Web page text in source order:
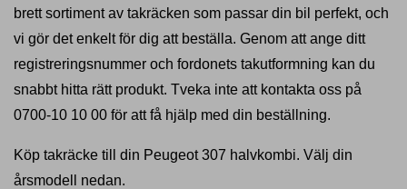
brett sortiment av takräcken som passar din bil perfekt, och
vi gör det enkelt för dig att beställa. Genom att ange ditt
registreringsnummer och fordonets takutformning kan du
snabbt hitta rätt produkt. Tveka inte att kontakta oss på
0700-10 10 00 för att få hjälp med din beställning.
Köp takräcke till din Peugeot 307 halvkombi. Välj din
årsmodell nedan.